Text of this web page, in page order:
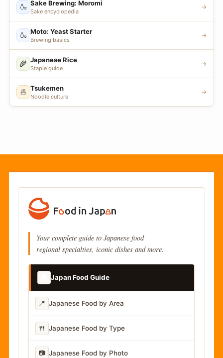
🍶 Sake Brewing: Moromi
Sake encyclopedia
→
🍶 Moto: Yeast Starter
Brewing basics
→
🌾 Japanese Rice
Staple guide
→
🍜 Tsukemen
Noodle culture
→
Your complete guide to Japanese food
regional specialties, iconic dishes and more.
Japan Food Guide
📍 Japanese Food by Area
🍴 Japanese Food by Type
📷 Japanese Food by Photo